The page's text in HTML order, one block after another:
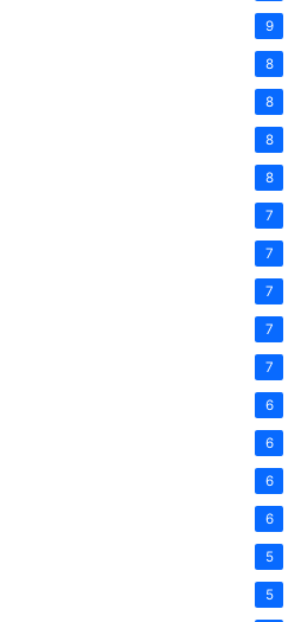
9
8
8
8
8
7
7
7
7
7
6
6
6
6
5
5